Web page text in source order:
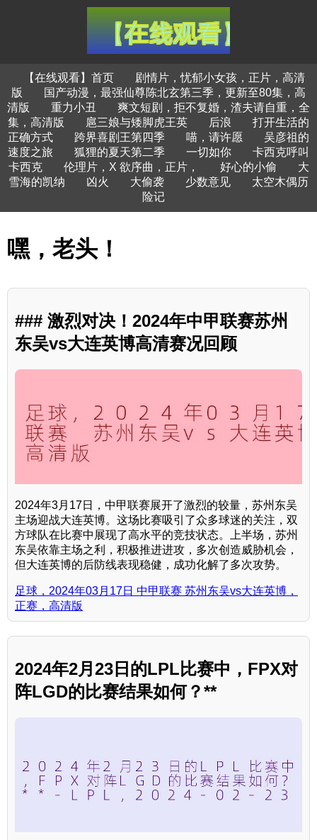
【在线观看】首页
剧情片，忧郁小女孩，正片，高清
版
国产动漫，最强仙尊陈北玄第三季，更新至80集，高
清版
重力小丑
爽文短剧，拒不复婚，渣夫请自重，全
集，高清版
扈三娘与矮脚虎王英 后浪
打开生活的
正确方式
跨界喜剧王第四季 喵，请许愿
吴彦祖的
速度之旅
狐狸的夏天第二季 一切如你
卡西克呼叫
卡西克
伦理片，X 欲序曲，正片， 好心的小偷
大
雪海的凯纳
凶火 大偷袭 少数意见
太空木偶历
险记
嘿，老头！
### 激烈对决！2024年中甲联赛苏州
东吴vs大连英博高清赛况回顾
2024年3月17日，中甲联赛展开了激烈的较量，苏州东吴
主场迎战大连英博。这场比赛吸引了众多球迷的关注，双
方球队在比赛中展现了高水平的竞技状态。上半场，苏州
东吴依靠主场之利，积极推进进攻，多次创造威胁机会，
但大连英博的后防线表现稳健，成功化解了多次攻势。
足球，2024年03月17日 中甲联赛 苏州东吴vs大连英博，
正赛，高清版
2024年2月23日的LPL比赛中，FPX对
阵LGD的比赛结果如何？**